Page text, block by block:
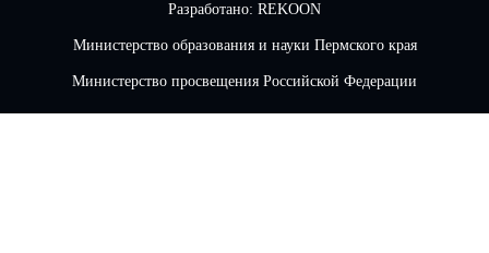
Разработано: REKOON
Министерство образования и науки Пермского края
Министерство просвещения Российской Федерации